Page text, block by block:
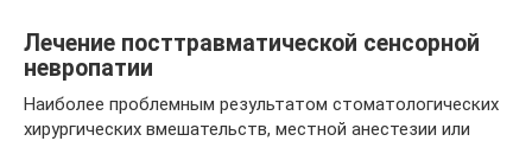
Лечение посттравматической сенсорной
невропатии
Наиболее проблемным результатом стоматологических
хирургических вмешательств, местной анестезии или